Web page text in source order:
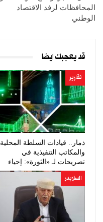
المحافظات لرفد الاقتصاد
الوطني
قد يعجبك ايضا
تقارير
ذمار.. قيادات السلطة المحلية
والمكاتب التنفيذية في
تصريحات لـ «الثورة»: إحياء
ذكرى…
السلايدر